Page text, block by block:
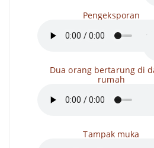
Pengeksporan
Dua orang bertarung di
rumah
Tampak muka